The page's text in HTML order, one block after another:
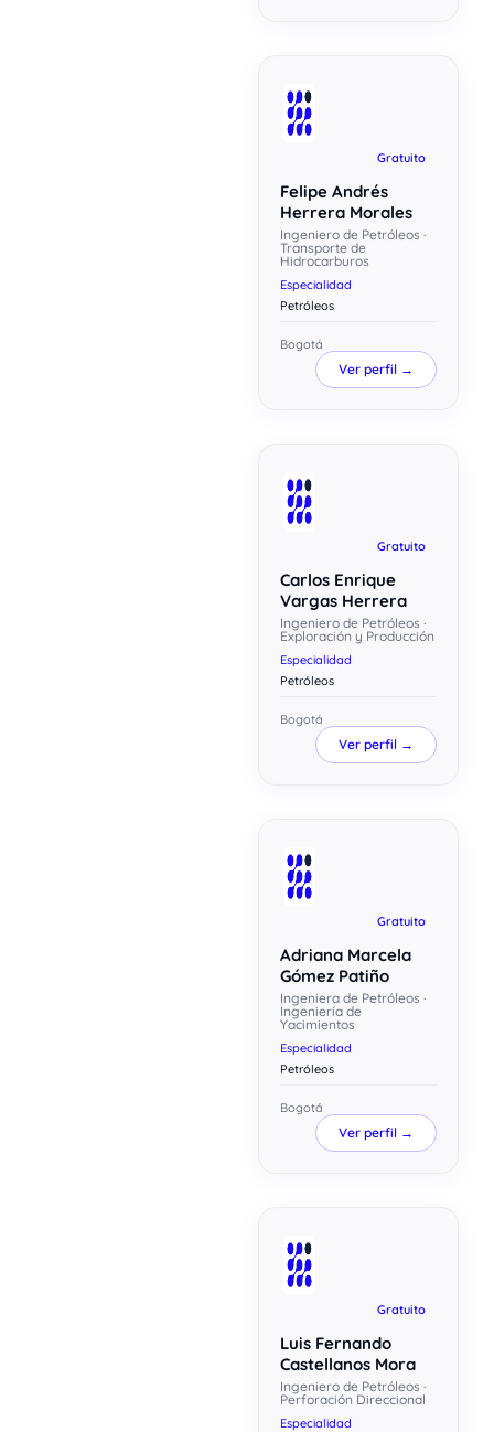
Gratuito
Felipe Andrés
Herrera Morales
Ingeniero de Petróleos ·
Transporte de
Hidrocarburos
Especialidad
Petróleos
Bogotá
Ver perfil →
Gratuito
Carlos Enrique
Vargas Herrera
Ingeniero de Petróleos ·
Exploración y Producción
Especialidad
Petróleos
Bogotá
Ver perfil →
Gratuito
Adriana Marcela
Gómez Patiño
Ingeniera de Petróleos ·
Ingeniería de
Yacimientos
Especialidad
Petróleos
Bogotá
Ver perfil →
Gratuito
Luis Fernando
Castellanos Mora
Ingeniero de Petróleos ·
Perforación Direccional
Especialidad